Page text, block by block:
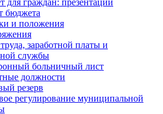
для граждан: презентации
бюджета
и положения
заработной платы и
службы
больничный лист
должности
резерв
регулирование муниципальной